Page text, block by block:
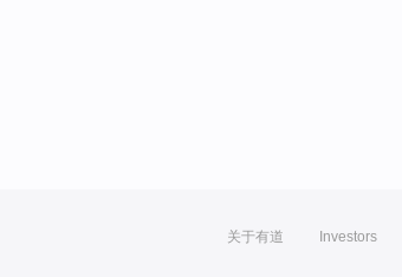
关于有道 Investors